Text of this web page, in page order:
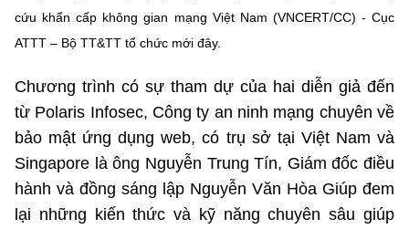
Tiêu chuẩn, đo lường, chất lượng
Chọn ngôn ngữ
Vietnamese English
cứu khẩn cấp không gian mạng Việt Nam (VNCERT/CC) - Cục
ATTT – Bộ TT&TT tổ chức mới đây.
Chương trình có sự tham dự của hai diễn giả đến
từ Polaris Infosec, Công ty an ninh mạng chuyên về
bảo mật ứng dụng web, có trụ sở tại Việt Nam và
Singapore là ông Nguyễn Trung Tín, Giám đốc điều
hành và đồng sáng lập Nguyễn Văn Hòa Giúp đem
lại những kiến thức và kỹ năng chuyên sâu giúp